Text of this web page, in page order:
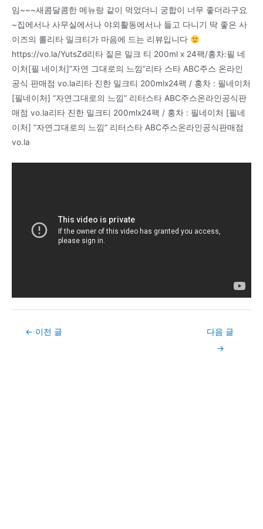
임~~~새콤달콤한 메뉴랑 같이 먹었더니 궁합이 너무 좋더라구요
~집에서나 사무실에서나 야외활동에서나 들고 다니기 딱 좋은 사
이즈의 롤리타 밀크티가 마음에 드는 리뷰입니다
https://vo.la/YutsZd리타 짙은 밀크 티 200ml x 24팩/홍차:필 네
이처[필 네이처]”자연 그대로의 느낌”리타 스타 ABC주스 온라인
공식 판매점 vo.la리타 진한 밀크티 200mlx24팩 / 홍차 : 필네이처
[필네이처] “자연그대로의 느낌” 리터스타 ABC주스온라인공식판
매점 vo.la리타 진한 밀크티 200mlx24팩 / 홍차 : 필네이처 [필네
이처] “자연그대로의 느낌” 리터스타 ABC주스온라인공식판매점
vo.la
Post← 이전 글
다음 글
→